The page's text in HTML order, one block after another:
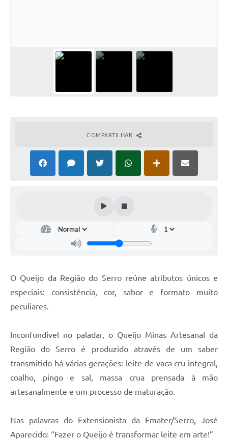
Emissão de Contracheque
Audiências Públicas
Telefones Úteis
Diário Oficial
Contratos, Convênios e Publicações MROSC
Ouvidoria Municipal
Contato
Listagem de Contribuintes Inscritos na Dívida Ativa do
Município
COMPARTILHAR
O Queijo da Região do Serro reúne atributos únicos e
especiais: consistência, cor, sabor e formato muito
peculiares.
Inconfundível no paladar, o Queijo Minas Artesanal da
Região do Serro é produzido através de um saber
transmitido há várias gerações: leite de vaca cru integral,
coalho, pingo e sal, massa crua prensada à mão
artesanalmente e um processo de maturação.
Nas palavras do Extensionista da Emater/Serro, José
Aparecido: “Fazer o Queijo é transformar leite em arte!”